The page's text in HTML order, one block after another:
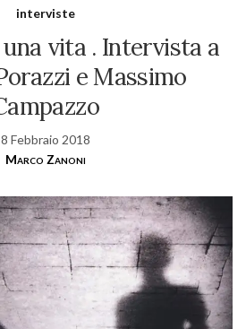
interviste
vita . Intervista a
e Massimo
8 Febbraio 2018
Marco Zanoni